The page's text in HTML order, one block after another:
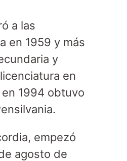
a las
en 1959 y más
y
en
1994 obtuvo
empezó
agosto de